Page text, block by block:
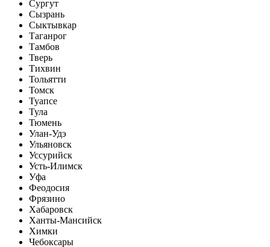
Сургут
Сызрань
Сыктывкар
Таганрог
Тамбов
Тверь
Тихвин
Тольятти
Томск
Туапсе
Тула
Тюмень
Улан-Удэ
Ульяновск
Уссурийск
Усть-Илимск
Уфа
Феодосия
Фрязино
Хабаровск
Ханты-Мансийск
Химки
Чебоксары